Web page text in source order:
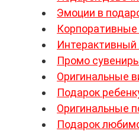
Эмоции в
Корпоративные
Промо
Оригинальные
Подарок
Оригинальные
Подарок